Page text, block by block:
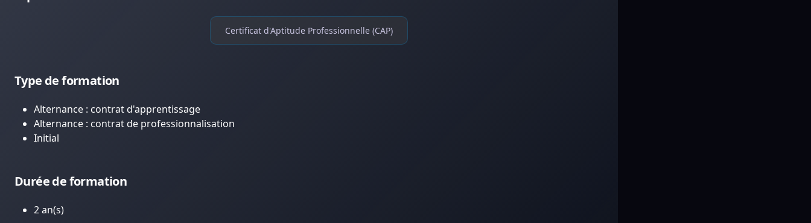
Certificat d'Aptitude Professionnelle (CAP)
Type de formation
Alternance : contrat d'apprentissage
Alternance : contrat de professionnalisation
Initial
Durée de formation
2 an(s)